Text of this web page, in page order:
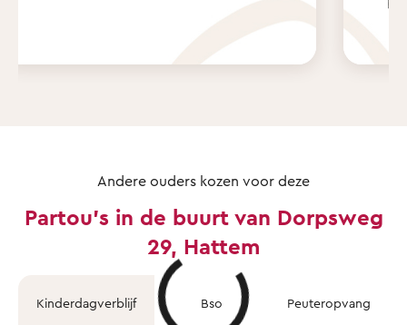
Andere ouders kozen voor deze
Partou's in de buurt van Dorpsweg
29, Hattem
Kinderdagverblijf Bso Peuteropvang